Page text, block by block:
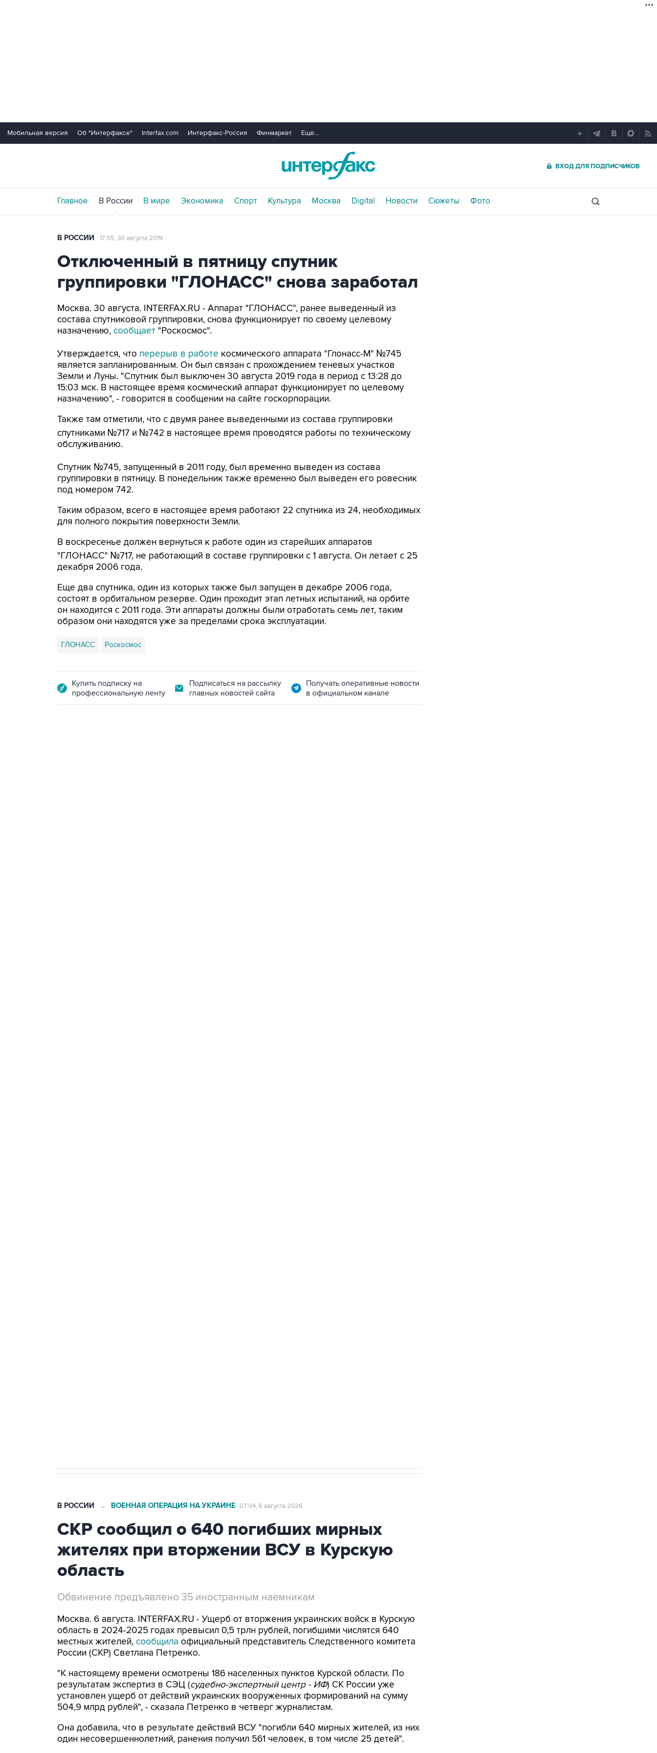
Мобильная версия Об "Интерфаксе" Interfax.com Интерфакс-Россия Финмаркет Еще...
ВХОД ДЛЯ ПОДПИСЧИКОВ
Главное В России В мире Экономика Спорт Культура Москва Digital Новости Сюжеты Фото
В РОССИИ 17:55, 30 августа 2019
Отключенный в пятницу спутник
группировки "ГЛОНАСС" снова заработал
Москва. 30 августа. INTERFAX.RU - Аппарат "ГЛОНАСС", ранее выведенный из
состава спутниковой группировки, снова функционирует по своему целевому
назначению, сообщает "Роскосмос".
Утверждается, что перерыв в работе космического аппарата "Глонасс-М" №745
является запланированным. Он был связан с прохождением теневых участков
Земли и Луны. "Спутник был выключен 30 августа 2019 года в период с 13:28 до
15:03 мск. В настоящее время космический аппарат функционирует по целевому
назначению", - говорится в сообщении на сайте госкорпорации.
Также там отметили, что с двумя ранее выведенными из состава группировки
спутниками №717 и №742 в настоящее время проводятся работы по техническому
обслуживанию.
Спутник №745, запущенный в 2011 году, был временно выведен из состава
группировки в пятницу. В понедельник также временно был выведен его ровесник
под номером 742.
Таким образом, всего в настоящее время работают 22 спутника из 24, необходимых
для полного покрытия поверхности Земли.
В воскресенье должен вернуться к работе один из старейших аппаратов
"ГЛОНАСС" №717, не работающий в составе группировки с 1 августа. Он летает с 25
декабря 2006 года.
Еще два спутника, один из которых также был запущен в декабре 2006 года,
состоят в орбитальном резерве. Один проходит этап летных испытаний, на орбите
он находится с 2011 года. Эти аппараты должны были отработать семь лет, таким
образом они находятся уже за пределами срока эксплуатации.
ГЛОНАСС Роскосмос
Купить подписку на
профессиональную ленту
Подписаться на рассылку
главных новостей сайта
Получать оперативные новости
в официальном канале
В РОССИИ → ВОЕННАЯ ОПЕРАЦИЯ НА УКРАИНЕ 07:04, 6 августа 2026
СКР сообщил о 640 погибших мирных
жителях при вторжении ВСУ в Курскую
область
Обвинение предъявлено 35 иностранным наемникам
Москва. 6 августа. INTERFAX.RU - Ущерб от вторжения украинских войск в Курскую
область в 2024-2025 годах превысил 0,5 трлн рублей, погибшими числятся 640
местных жителей, сообщила официальный представитель Следственного комитета
России (СКР) Светлана Петренко.
"К настоящему времени осмотрены 186 населенных пунктов Курской области. По
результатам экспертиз в СЭЦ (судебно-экспертный центр - ИФ) СК России уже
установлен ущерб от действий украинских вооруженных формирований на сумму
504,9 млрд рублей", - сказала Петренко в четверг журналистам.
Она добавила, что в результате действий ВСУ "погибли 640 мирных жителей, из них
один несовершеннолетний, ранения получил 561 человек, в том числе 25 детей".